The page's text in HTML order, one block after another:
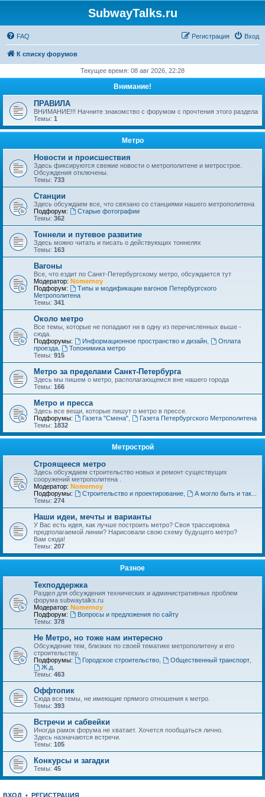
SubwayTalks.ru
FAQ Вход
Регистрация
К списку форумов
Текущее время: 08 авг 2026, 22:28
Внимание!
ПРАВИЛА
ВНИМАНИЕ!!! Начните знакомство с форумом с прочтения этого раздела
Темы: 1
Метро
Новости и происшествия
Здесь фиксируются свежие новости о метрополитене и метрострое.
Обсуждения отключены.
Темы: 733
Станции
Здесь обсуждаем все, что связано со станциями нашего метрополитена
Подфорум:
Старые фотографии
Темы: 362
Тоннели и путевое развитие
Здесь можно читать и писать о действующих тоннелях
Темы: 163
Вагоны
Все, что ездит по Санкт-Петербургскому метро, обсуждается тут
Модератор: Nomernoy
Подфорум:
Типы и модификации вагонов Петербургского
Метрополитена
Темы: 341
Около метро
Все темы, которые не попадают ни в одну из перечисленных выше -
сюда.
Подфорумы:
Информационное пространство и дизайн,
Оплата
проезда
Топонимика метро
Темы: 915
Метро за пределами Санкт-Петербурга
Здесь мы пишем о метро, располагающемся вне нашего города
Темы: 166
Метро и пресса
Здесь все вещи, которые пишут о метро в прессе.
Подфорумы:
Газета "Смена",
Газета Петербургского Метрополитена
Темы: 1832
Метрострой
Строящееся метро
Здесь обсуждаем строительство новых и ремонт существущих
сооружений метрополитена .
Модератор: Nomernoy
Подфорумы:
Строительство и проектирование,
А могло быть и так...
Темы: 274
Наши идеи, мечты и варианты
У Вас есть идея, как лучше построить метро? Своя трассировка
предполагаемой линии? Нарисовали свою схему будущего метро?
Вам сюда!
Темы: 207
Разное
Техподдержка
Раздел для обсуждения технических и административных проблем
форума subwaytalks.ru
Модератор: Nomernoy
Подфорум:
Вопросы и предложения по сайту
Темы: 378
Не Метро, но тоже нам интересно
Обсуждение тем, близких по своей тематике метрополитену и его
строительству.
Подфорумы:
Городское строительство, Общественный транспорт,
Ж.д.
Темы: 463
Оффтопик
Сюда все темы, не имеющие прямого отношения к метро.
Темы: 393
Встречи и сабвейки
Иногда рамок форума не хватает. Хочется пообщаться лично.
Здесь назначаются встречи.
Темы: 105
Конкурсы и загадки
Темы: 45
ВХОД • РЕГИСТРАЦИЯ